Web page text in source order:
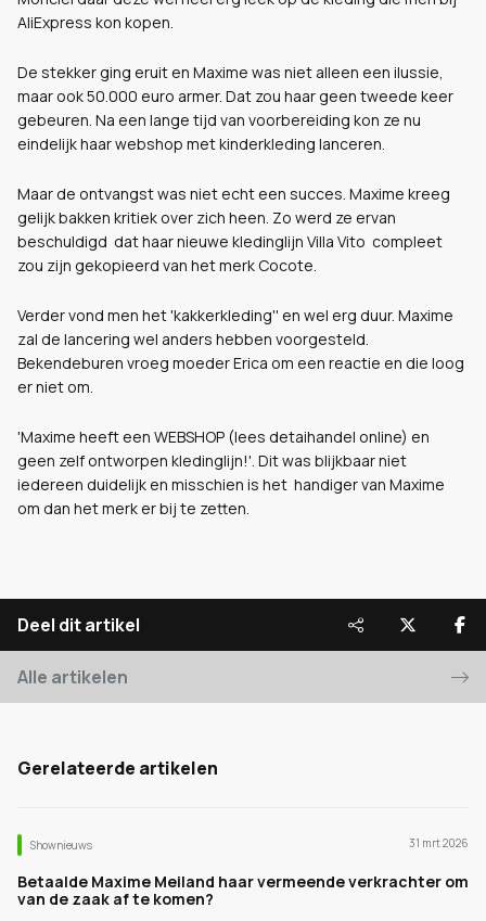
AliExpress kon kopen.
De stekker ging eruit en Maxime was niet alleen een ilussie,
maar ook 50.000 euro armer. Dat zou haar geen tweede keer
gebeuren. Na een lange tijd van voorbereiding kon ze nu
eindelijk haar webshop met kinderkleding lanceren.
Maar de ontvangst was niet echt een succes. Maxime kreeg
gelijk bakken kritiek over zich heen. Zo werd ze ervan
beschuldigd dat haarnieuwe kledinglijn Villa Vito compleet
zou zijn gekopieerd van het merk Cocote.
Verder vond men het 'kakkerkleding'' en wel erg duur. Maxime
zal de lancering wel anders hebben voorgesteld.
Bekendeburen vroeg moeder Erica om een reactie en die loog
er niet om.
'Maxime heeft een WEBSHOP (lees detaihandel online) en
geen zelf ontworpen kledinglijn!'. Dit was blijkbaar niet
iedereen duidelijk en misschien is het handiger van Maxime
om dan het merk er bij te zetten.
Deel dit artikel
Alle artikelen
Gerelateerde artikelen
Shownieuws 31 mrt 2026
Betaalde Maxime Meiland haar vermeende verkrachter om
van de zaak af te komen?